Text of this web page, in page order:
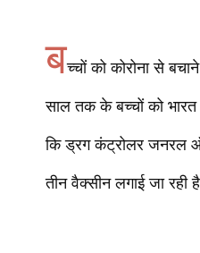
बच्चों को कोरोना से
साल तक के बच्चों को भारत
कि ड्रग कंट्रोलर जनरल
तीन वैक्सीन लगाई जा रही